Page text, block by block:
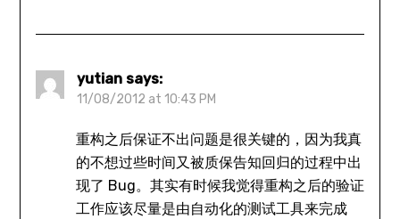
yutian says:
11/08/2012 at 10:43 PM
重构之后保证不出问题是很关键的，因为我真
的不想过些时间又被质保告知回归的过程中出
现了 Bug。其实有时候我觉得重构之后的验证
工作应该尽量是由自动化的测试工具来完成